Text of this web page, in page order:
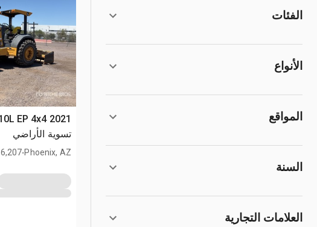
الفئات
الأنواع
المواقع
السنة
العلامات التجارية
تسوية الأراضي
Phoenix, AZ
.6,207 الساعة